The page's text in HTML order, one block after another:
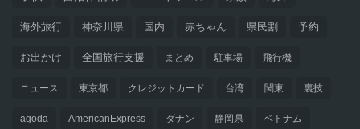
海外旅行 神奈川県 国内 赤ちゃん 県民割 予約
お出かけ 全国旅行支援 まとめ 駐車場 飛行機
ニュース 東京都 クレジットカード 台湾 関東 裏技
agoda AmericanExpress ダナン 静岡県 ベトナム